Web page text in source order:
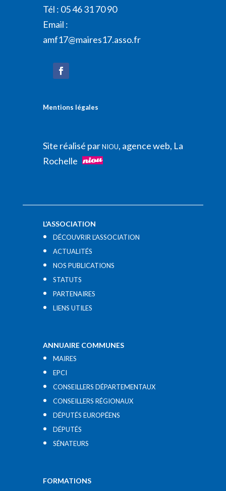
Tél : 05 46 31 70 90
Email :
amf17@maires17.asso.fr
Mentions légales
Site réalisé parNIOU, agence web, La
Rochelle
L’ASSOCIATION
DÉCOUVRIR L’ASSOCIATION
ACTUALITÉS
NOS PUBLICATIONS
STATUTS
PARTENAIRES
LIENS UTILES​
ANNUAIRE COMMUNES
MAIRES
EPCI
CONSEILLERS DÉPARTEMENTAUX
CONSEILLERS RÉGIONAUX
DÉPUTÉS EUROPÉENS
DÉPUTÉS
SÉNATEURS
FORMATIONS